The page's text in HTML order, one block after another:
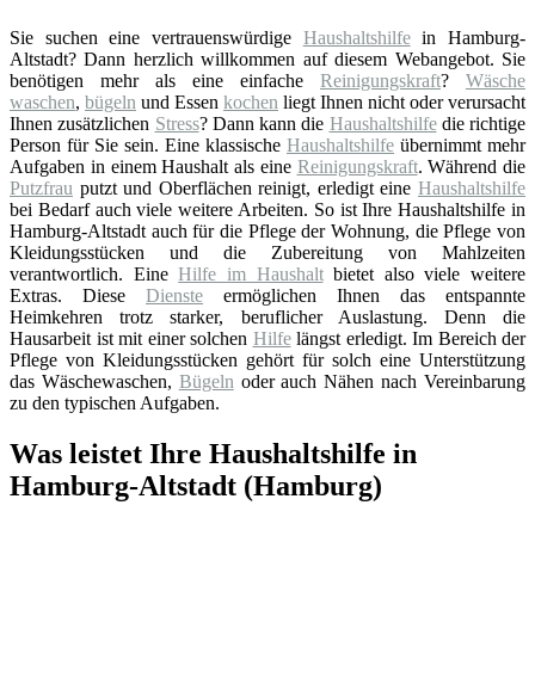
Sie suchen eine vertrauenswürdige Haushaltshilfein Hamburg-
Altstadt? Dann herzlich willkommen auf diesem Webangebot. Sie
benötigen mehr als eine einfache Reinigungskraft? Wäsche
waschen, bügeln und Essen kochen liegt Ihnen nicht oder verursacht
Ihnen zusätzlichen Stress? Dann kann die Haushaltshilfedie richtige
Person für Sie sein. Eine klassische Haushaltshilfe übernimmt mehr
Aufgaben in einem Haushalt als eine Reinigungskraft. Während die
Putzfrau putzt und Oberflächen reinigt, erledigt eine Haushaltshilfe
bei Bedarf auch viele weitere Arbeiten. So ist Ihre Haushaltshilfe in
Hamburg-Altstadt auch für die Pflege der Wohnung, die Pflege von
Kleidungsstücken und die Zubereitung von Mahlzeiten
verantwortlich. EineHilfe im Haushaltbietet also viele weitere
Extras. Diese Dienste ermöglichen Ihnen das entspannte
Heimkehren trotz starker, beruflicher Auslastung. Denn die
Hausarbeit ist mit einer solchen Hilfelängst erledigt. Im Bereich der
Pflege von Kleidungsstücken gehört für solch eine Unterstützung
das Wäschewaschen, Bügeln oder auch Nähen nach Vereinbarung
zu den typischen Aufgaben.
Was leistet Ihre Haushaltshilfe in
Hamburg-Altstadt (Hamburg)